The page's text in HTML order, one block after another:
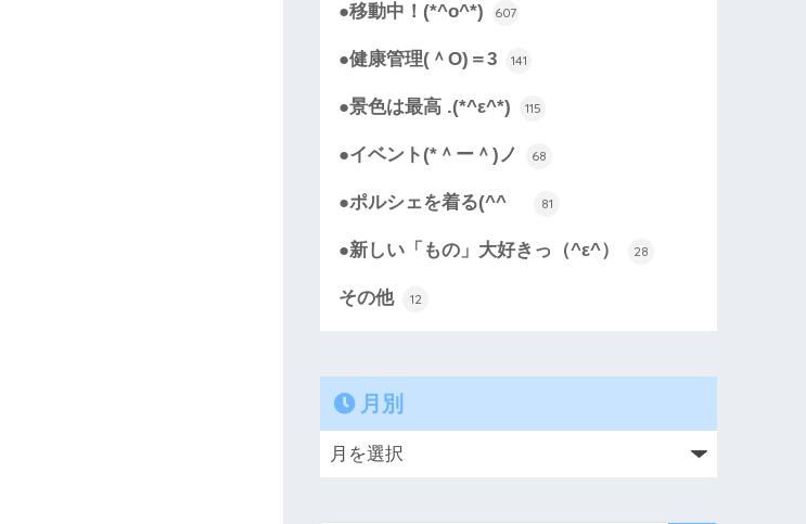
●移動中！(*^o^*) 607
●健康管理(＾O)＝3 141
●景色は最高 .(*^ε^*) 115
●イベント(*＾ー＾)ノ 68
●ポルシェを着る(^^ゞ 81
●新しい「もの」大好きっ（^ε^） 28
その他 12
月別